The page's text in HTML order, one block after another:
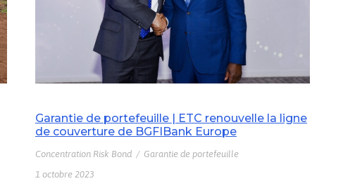
Garantie de portefeuille | ETC renouvelle la ligne
de couverture de BGFIBank Europe
Concentration Risk Bond / Garantie de portefeuille
1 octobre 2023